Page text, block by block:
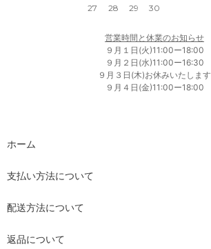
27
28 29 30
営業時間と休業のお知らせ
９月１日(火)11:00ー18:00
９月２日(水)11:00ー16:30
９月３日(木)お休みいたします
９月４日(金)11:00ー18:00
ホーム
支払い方法について
配送方法について
返品について